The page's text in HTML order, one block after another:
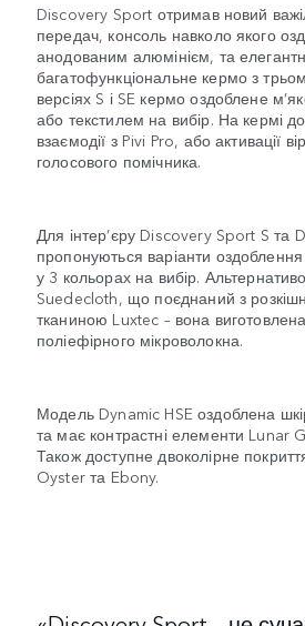
Discovery Sport отримав новий
передач, консоль навколо якого
анодованим алюмінієм, та
багатофункціональне кермо з
версіях S і SE кермо оздоблене
або текстилем на вибір. На кермі
взаємодії з Pivi Pro, або активації
голосового помічника.
Для інтер’єру Discovery Sport S та
пропонуються варіанти
у 3 кольорах на вибір.
Suedecloth, що поєднаний з
тканиною Luxtec – вона
поліефірного мікроволокна.
Модель Dynamic HSE оздоблена
та має контрастні елементи Lunar
Також доступне двоколірне
Oyster та Ebony.